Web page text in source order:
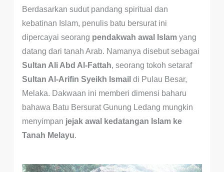
Berdasarkan sudut pandang spiritual dan
kebatinan Islam, penulis batu bersurat ini
dipercayai seorang pendakwah awal Islamyang
datang dari tanah Arab. Namanya disebut sebagai
Sultan Ali Abd Al-Fattah, seorang tokoh setaraf
Sultan Al-Arifin Syeikh Ismail di Pulau Besar,
Melaka. Dakwaan ini memberi dimensi baharu
bahawa Batu Bersurat Gunung Ledang mungkin
menyimpan jejak awal kedatangan Islam ke
Tanah Melayu.